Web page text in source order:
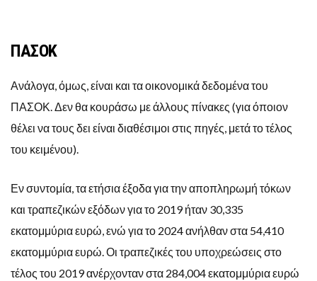
ΠΑΣΟΚ
Ανάλογα, όμως, είναι και τα οικονομικά δεδομένα του
ΠΑΣΟΚ. Δεν θα κουράσω με άλλους πίνακες (για όποιον
θέλει να τους δει είναι διαθέσιμοι στις πηγές, μετά το τέλος
του κειμένου).
Εν συντομία, τα ετήσια έξοδα για την αποπληρωμή τόκων
και τραπεζικών εξόδων για το 2019 ήταν 30,335
εκατομμύρια ευρώ, ενώ για το 2024 ανήλθαν στα 54,410
εκατομμύρια ευρώ. Οι τραπεζικές του υποχρεώσεις στο
τέλος του 2019 ανέρχονταν στα 284,004 εκατομμύρια ευρώ